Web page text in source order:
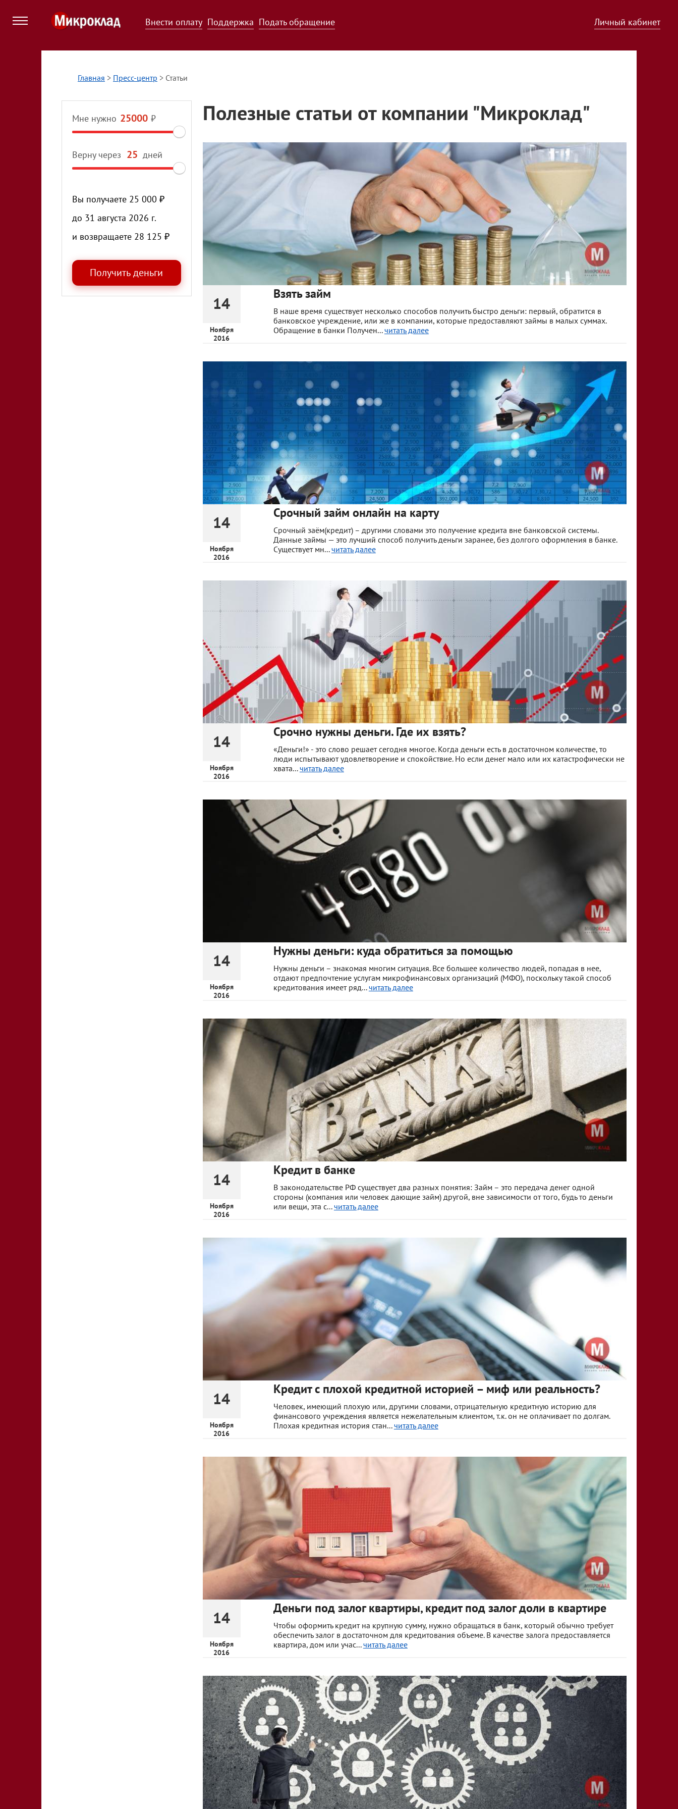
Внести оплату Поддержка Подать обращение Личный кабинет
Главная > Пресс-центр > Статьи
Мне нужно ₽
Верну через дней
Вы получаете 25 000 ₽
до 31 августа 2026 г.
и возвращаете 28 125 ₽
Полезные статьи от компании "Микроклад"
14
Ноября
2016
Взять займ
В наше время существует несколько способов получить быстро деньги: первый, обратится в
банковское учреждение, или же в компании, которые предоставляют займы в малых суммах.
Обращение в банки Получен...читать далее
14
Ноября
2016
Срочный займ онлайн на карту
Срочный заём(кредит) – другими словами это получение кредита вне банковской системы.
Данные займы — это лучший способ получить деньги заранее, без долгого оформления в банке.
Существует мн...читать далее
14
Ноября
2016
Срочно нужны деньги. Где их взять?
«Деньги!» - это слово решает сегодня многое. Когда деньги есть в достаточном количестве, то
люди испытывают удовлетворение и спокойствие. Но если денег мало или их катастрофически не
хвата...читать далее
14
Ноября
2016
Нужны деньги: куда обратиться за помощью
Нужны деньги – знакомая многим ситуация. Все большее количество людей, попадая в нее,
отдают предпочтение услугам микрофинансовых организаций (МФО), поскольку такой способ
кредитования имеет ряд...читать далее
14
Ноября
2016
Кредит в банке
В законодательстве РФ существует два разных понятия: Займ – это передача денег одной
стороны (компания или человек дающие займ) другой, вне зависимости от того, будь то деньги
или вещи, эта с...читать далее
14
Ноября
2016
Кредит с плохой кредитной историей – миф или реальность?
Человек, имеющий плохую или, другими словами, отрицательную кредитную историю для
финансового учреждения является нежелательным клиентом, т.к. он не оплачивает по долгам.
Плохая кредитная история стан...читать далее
14
Ноября
2016
Деньги под залог квартиры, кредит под залог доли в квартире
Чтобы оформить кредит на крупную сумму, нужно обращаться в банк, который обычно требует
обеспечить залог в достаточном для кредитования объеме. В качестве залога предоставляется
квартира, дом или учас...читать далее